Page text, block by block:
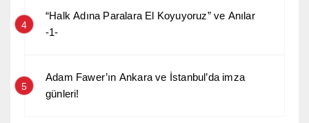
4
“Halk Adına Paralara El Koyuyoruz” ve Anılar
-1-
5
Adam Fawer’ın Ankara ve İstanbul’da imza
günleri!